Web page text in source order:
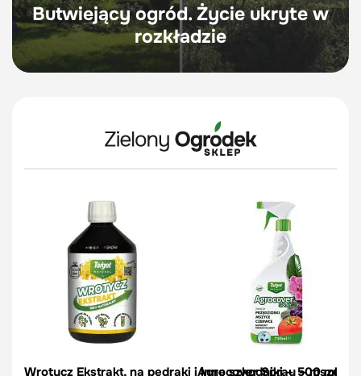
Butwiejący ogród. Życie ukryte w
rozkładzie
Wrotycz Ekstrakt, na pędraki i inne szkodniki – 500 ml
Agrocover Spray –